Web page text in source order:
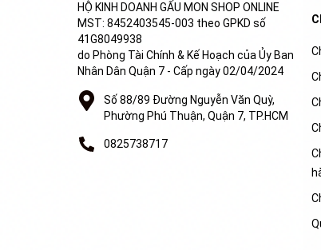
HỘ KINH DOANH GẤU MON SHOP ONLINE
MST: 8452403545-003 theo GPKD số
41G8049938
do Phòng Tài Chính & Kế Hoạch của Ủy Ban
Nhân Dân Quận 7 - Cấp ngày 02/04/2024
Số 88/89 Đường Nguyễn Văn Quỳ,
Phường Phú Thuận, Quận 7, TP.HCM
0825738717